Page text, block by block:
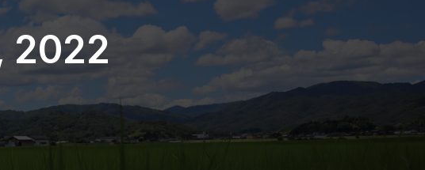
2022